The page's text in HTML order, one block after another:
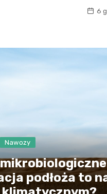
6
Nawozy
podłoża to